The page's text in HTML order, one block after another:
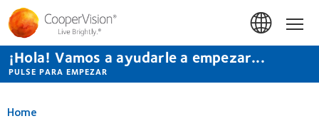
Pasar
contenido
principal
¡Hola! Vamos a ayudarle a empezar...
PULSE PARA EMPEZAR
Home